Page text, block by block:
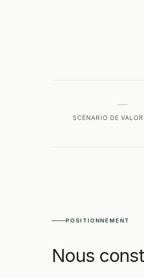
SCÉNARIO DE
POSITIONNEMENT
Nous